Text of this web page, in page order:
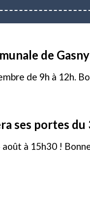
de
de 9h à 12h.
ses portes du
à 15h30 !